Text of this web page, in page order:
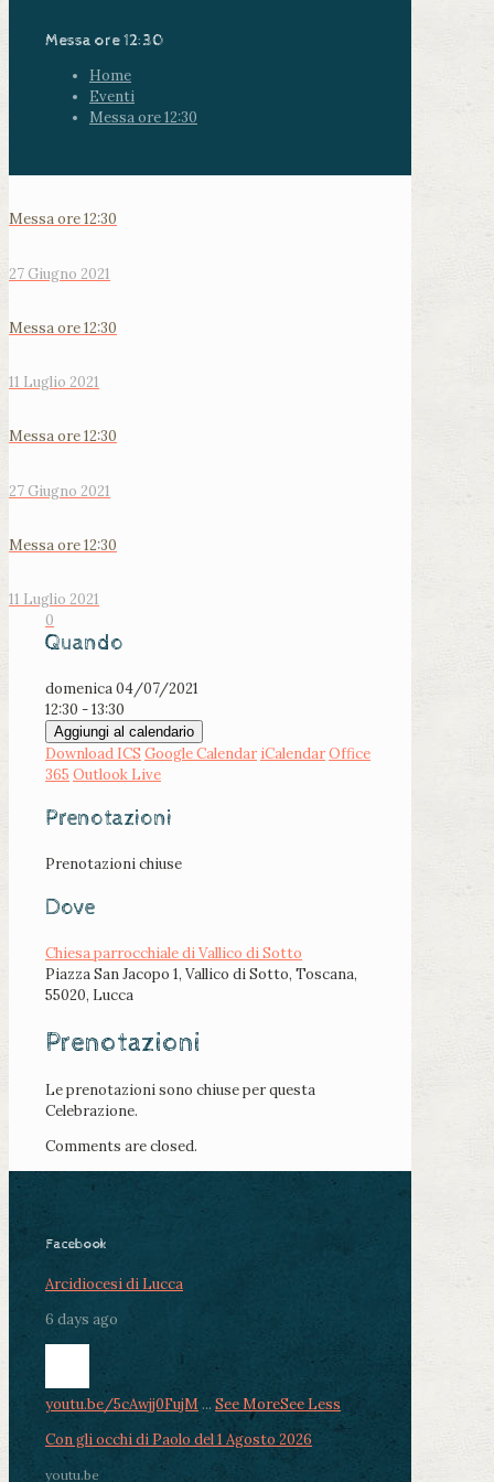
Messa ore 12:30
Home
Eventi
Messa ore 12:30
Messa ore 12:30
27 Giugno 2021
Messa ore 12:30
11 Luglio 2021
Messa ore 12:30
27 Giugno 2021
Messa ore 12:30
11 Luglio 2021
0
Quando
domenica 04/07/2021
12:30 - 13:30
Aggiungi al calendario
Download ICS Google Calendar iCalendarOffice
365 Outlook Live
Prenotazioni
Prenotazioni chiuse
Dove
Chiesa parrocchiale di Vallico di Sotto
Piazza San Jacopo 1, Vallico di Sotto, Toscana,
55020, Lucca
Prenotazioni
Le prenotazioni sono chiuse per questa
Celebrazione.
Comments are closed.
Facebook
Arcidiocesi di Lucca
6 days ago
youtu.be/5cAwjj0FujM ... See MoreSee Less
Con gli occhi di Paolo del 1 Agosto 2026
youtu.be